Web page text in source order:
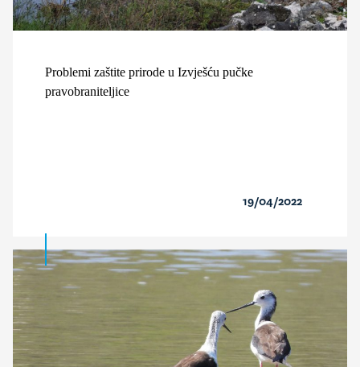
Problemi zaštite prirode u Izvješću pučke
pravobraniteljice
19/04/2022